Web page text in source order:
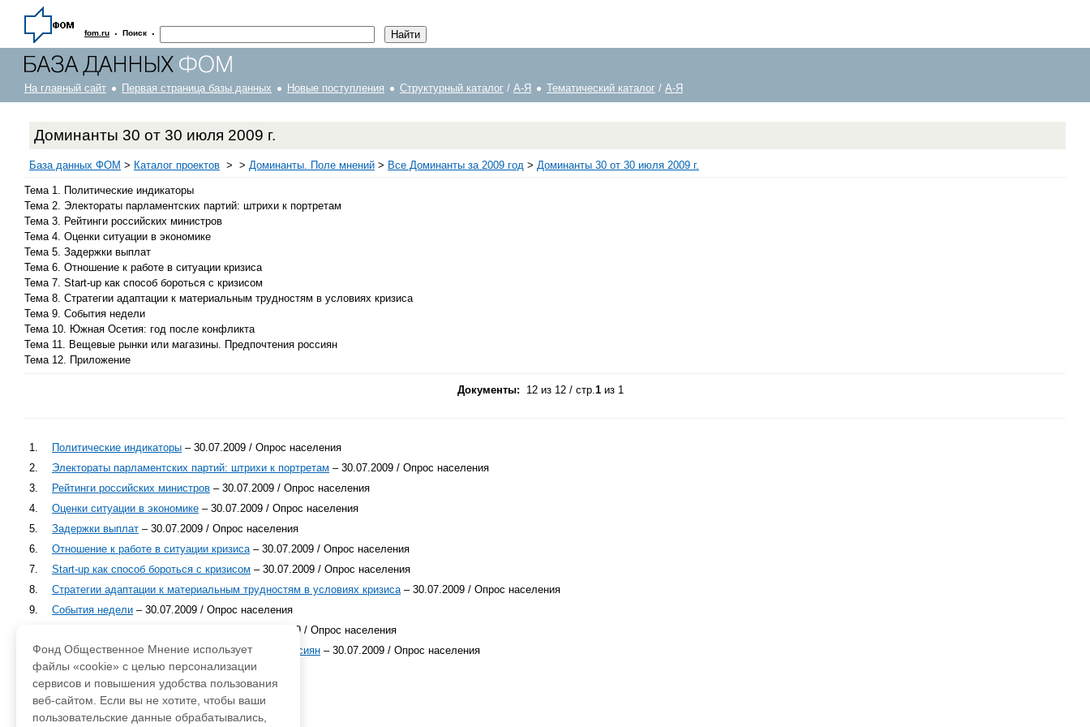
fom.ru · Поиск ·
На главный сайт Первая страница базы данных Новые поступления Структурный каталог / А-Я Тематический каталог / А-Я
Доминанты 30 от 30 июля 2009 г.
База данных ФОМ > Каталог проектов > > Доминанты. Поле мнений > Все Доминанты за 2009 год > Доминанты 30 от 30 июля 2009 г.
Тема 1. Политические индикаторы
Тема 2. Электораты парламентских партий: штрихи к портретам
Тема 3. Рейтинги российских министров
Тема 4. Оценки ситуации в экономике
Тема 5. Задержки выплат
Тема 6. Отношение к работе в ситуации кризиса
Тема 7. Start-up как способ бороться с кризисом
Тема 8. Стратегии адаптации к материальным трудностям в условиях кризиса
Тема 9. События недели
Тема 10. Южная Осетия: год после конфликта
Тема 11. Вещевые рынки или магазины. Предпочтения россиян
Тема 12. Приложение
Документы: 12 из 12 / стр. 1из 1
1. Политические индикаторы – 30.07.2009 / Опрос населения
2.
Электораты парламентских партий: штрихи к портретам – 30.07.2009 / Опрос населения
3.
Рейтинги российских министров – 30.07.2009 / Опрос населения
4.
Оценки ситуации в экономике – 30.07.2009 / Опрос населения
5.
Задержки выплат – 30.07.2009 / Опрос населения
6.
Отношение к работе в ситуации кризиса – 30.07.2009 / Опрос населения
7.
Start-up как способ бороться с кризисом – 30.07.2009 / Опрос населения
8.
Стратегии адаптации к материальным трудностям в условиях кризиса – 30.07.2009 / Опрос населения
9.
События недели – 30.07.2009 / Опрос населения
– 30.07.2009 / Опрос населения
11.
Вещевые рынки или магазины. Предпочтения россиян – 30.07.2009 / Опрос населения
12.
Приложение– 30.07.2009 / Опрос населения
Фонд Общественное Мнение использует
файлы «cookie» с целью персонализации
сервисов и повышения удобства пользования
веб-сайтом. Если вы не хотите, чтобы ваши
пользовательские данные обрабатывались,